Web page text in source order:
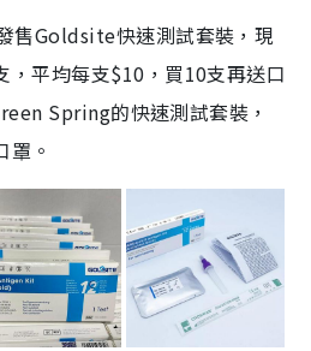
售Goldsite快速測試套裝，現
平均每支$10，買10支再送口
Spring的快速測試套裝，
。